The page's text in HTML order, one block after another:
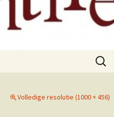
Zoeken
naar:
Volledige resolutie (1000 × 456)